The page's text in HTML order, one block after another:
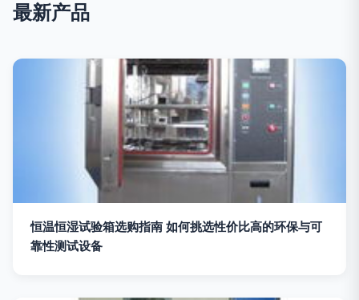
最新产品
恒温恒湿试验箱选购指南 如何挑选性价比高的环保与可
靠性测试设备